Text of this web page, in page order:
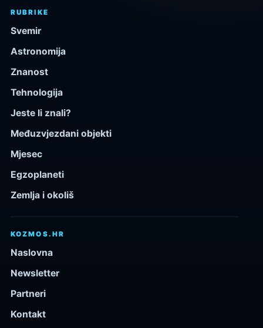
RUBRIKE
Svemir
Astronomija
Znanost
Tehnologija
Jeste li znali?
Međuzvjezdani objekti
Mjesec
Egzoplaneti
Zemlja i okoliš
KOZMOS.HR
Naslovna
Newsletter
Partneri
Kontakt